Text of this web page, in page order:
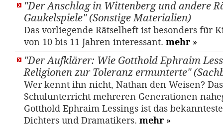
"Der Anschlag in Wittenberg und andere
Gaukelspiele" (Sonstige Materialien)
Das vorliegende Rätselheft ist besonders für
von 10 bis 11 Jahren interessant. mehr »
"Der Aufklärer: Wie Gotthold Ephraim
Religionen zur Toleranz ermunterte"
Wer kennt ihn nicht, Nathan den Weisen?
Schulunterricht mehreren Generationen
Gotthold Ephraim Lessings ist das
Dichters und Dramatikers. mehr »